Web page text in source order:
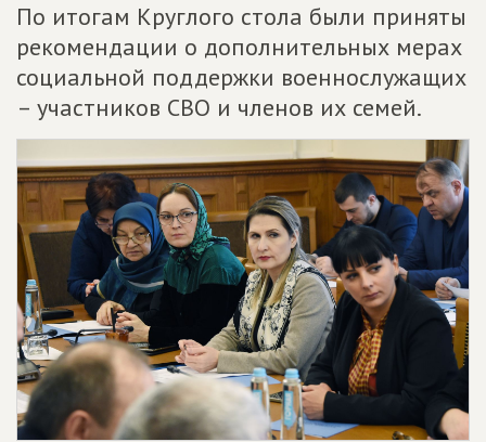
По итогам Круглого стола были приняты
рекомендации о дополнительных мерах
социальной поддержки военнослужащих
– участников СВО и членов их семей.